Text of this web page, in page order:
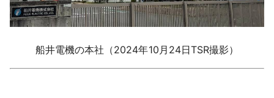
船井電機の本社（2024年10月24日TSR撮影）